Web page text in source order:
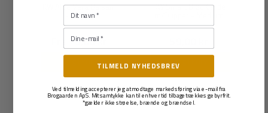
KW Aloe Vera Balsam
- 200 ml
Fra 79,00 kr
Læg i kurv
KW Smart Blød Carde
Læg i kurv
TILMELD NYHEDSBREV
Ved tilmelding accepterer jeg at modtage markedsføring via e-mail fra
Brogaarden ApS. Mit samtykke kan til enhver tid tilbagetrækkes gebyrfrit.
*gælder ikke strøelse, brænde og brændsel.